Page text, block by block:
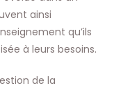
ainsi
qu’ils
à leurs besoins.
de la